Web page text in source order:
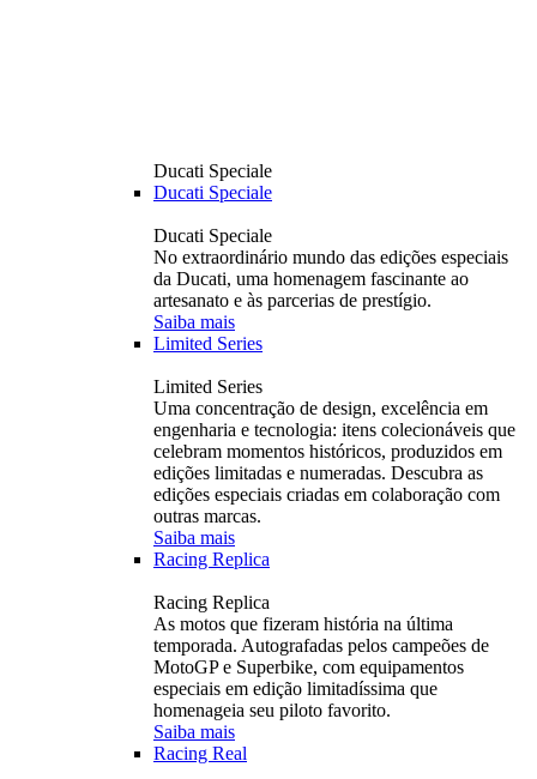
Ducati Speciale
Ducati Speciale
Ducati Speciale
No extraordinário mundo das edições especiais
da Ducati, uma homenagem fascinante ao
artesanato e às parcerias de prestígio.
Saiba mais
Limited Series
Limited Series
Uma concentração de design, excelência em
engenharia e tecnologia: itens colecionáveis ​​que
celebram momentos históricos, produzidos em
edições limitadas e numeradas. Descubra as
edições especiais criadas em colaboração com
outras marcas.
Saiba mais
Racing Replica
Racing Replica
As motos que fizeram história na última
temporada. Autografadas pelos campeões de
MotoGP e Superbike, com equipamentos
especiais em edição limitadíssima que
homenageia seu piloto favorito.
Saiba mais
Racing Real